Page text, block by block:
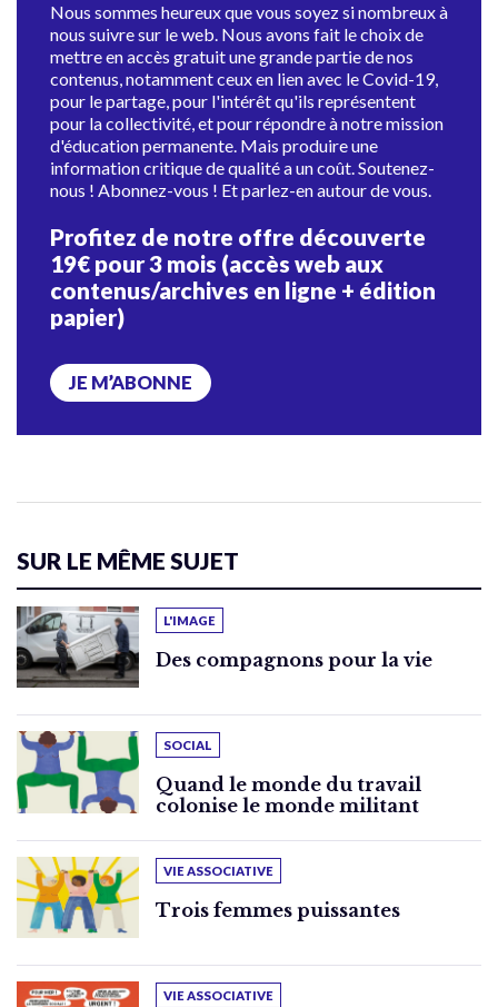
Nous sommes heureux que vous soyez si nombreux à
nous suivre sur le web. Nous avons fait le choix de
mettre en accès gratuit une grande partie de nos
contenus, notamment ceux en lien avec le Covid-19,
pour le partage, pour l'intérêt qu'ils représentent
pour la collectivité, et pour répondre à notre mission
d'éducation permanente. Mais produire une
information critique de qualité a un coût. Soutenez-
nous ! Abonnez-vous ! Et parlez-en autour de vous.
Profitez de notre offre découverte
19€ pour 3 mois (accès web aux
contenus/archives en ligne + édition
papier)
JE M’ABONNE
SUR LE MÊME SUJET
L'IMAGE
Des compagnons pour la vie
SOCIAL
Quand le monde du travail
colonise le monde militant
VIE ASSOCIATIVE
Trois femmes puissantes
VIE ASSOCIATIVE